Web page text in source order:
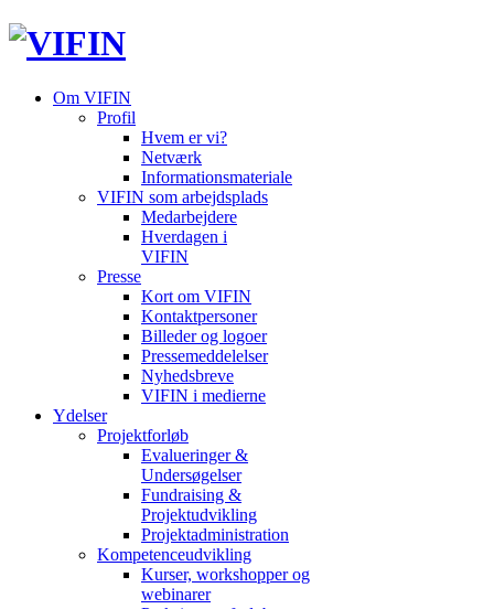
Om VIFIN
Profil
Hvem er vi?
Netværk
Informationsmateriale
VIFIN som arbejdsplads
Medarbejdere
Hverdagen i
VIFIN
Presse
Kort om VIFIN
Kontaktpersoner
Billeder og logoer
Pressemeddelelser
Nyhedsbreve
VIFIN i medierne
Ydelser
Projektforløb
Evalueringer &
Undersøgelser
Fundraising &
Projektudvikling
Projektadministration
Kompetenceudvikling
Kurser, workshopper og
webinarer